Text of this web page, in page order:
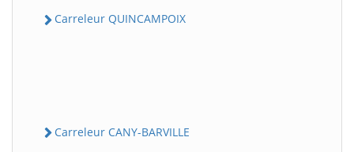
Carreleur QUINCAMPOIX
Carreleur CANY-BARVILLE